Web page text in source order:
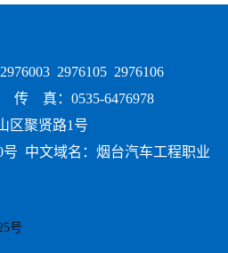
2976105 2976106
传 真：0535-6476978
区聚贤路1号
号 中文域名：烟台汽车工程职业
号